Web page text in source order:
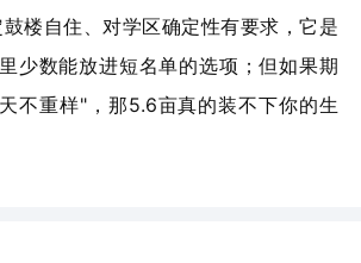
楼自住、对学区确定性有要求，它是
少数能放进短名单的选项；但如果期
不重样"，那5.6亩真的装不下你的生